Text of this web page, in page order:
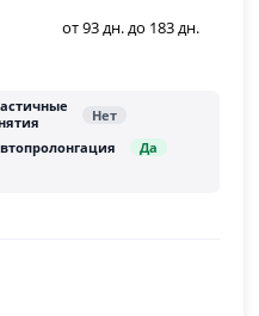
от 93 дн. до 183 дн.